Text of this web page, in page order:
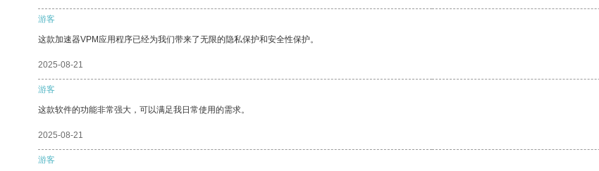
游客
这款加速器VPM应用程序已经为我们带来了无限的隐私保护和安全性保护。
2025-08-21
游客
这款软件的功能非常强大，可以满足我日常使用的需求。
2025-08-21
游客